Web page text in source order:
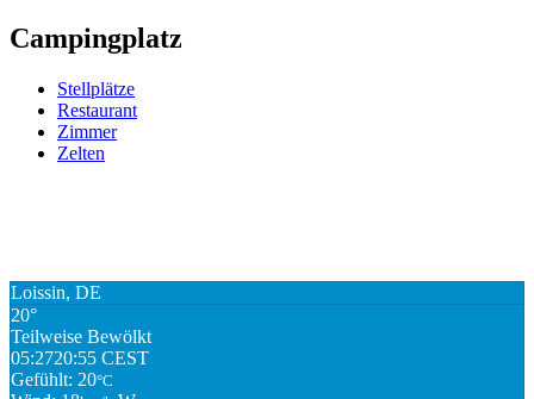
Campingplatz
Stellplätze
Restaurant
Zimmer
Zelten
Loissin, DE
20°
Teilweise Bewölkt
05:2720:55 CEST
Gefühlt: 20°C